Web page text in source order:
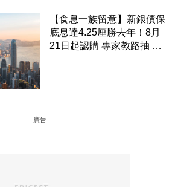
【食息一族留意】新銀債保
底息達4.25厘勝去年！8月
21日起認購 專家教路抽 20
廣告